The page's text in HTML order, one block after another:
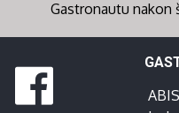
Gastronautu nakon